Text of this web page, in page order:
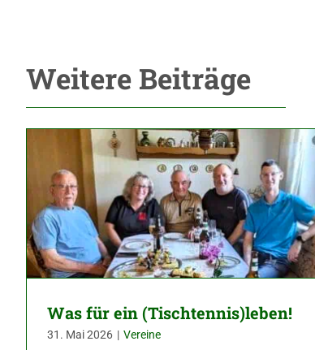
Weitere Beiträge
Was für ein (Tischtennis)leben!
31. Mai 2026 | Vereine